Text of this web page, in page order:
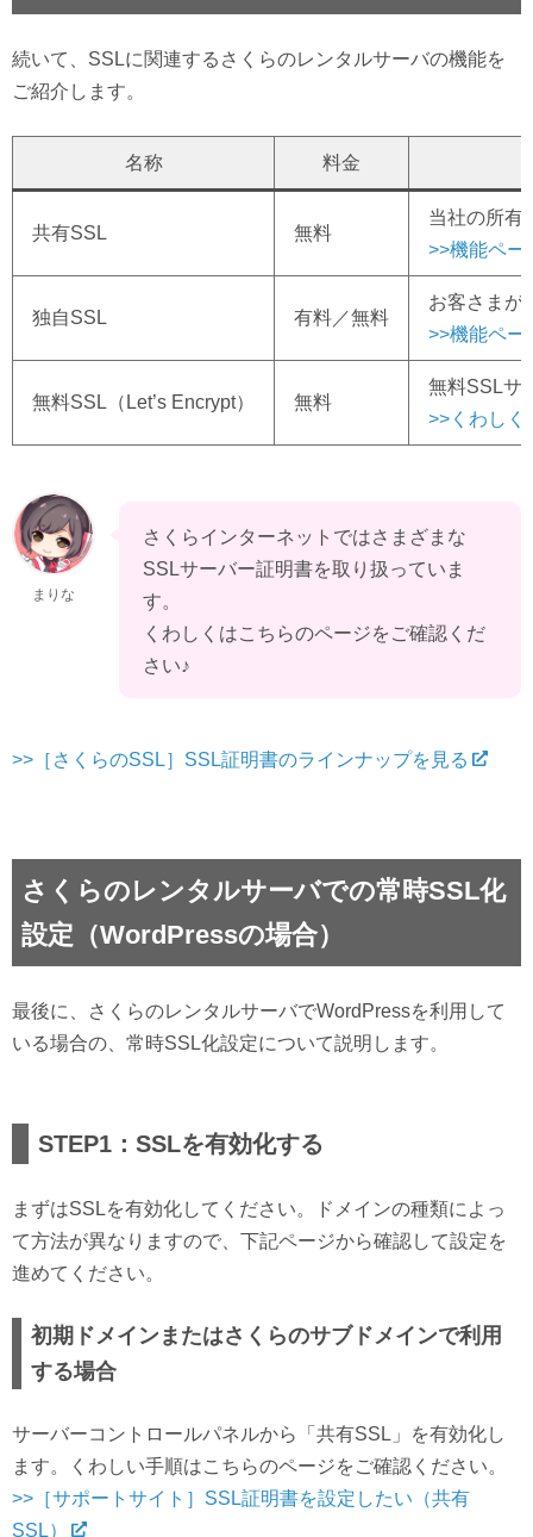
続いて、SSLに関連するさくらのレンタルサーバの機能を
ご紹介します。
名称 料金
共有SSL 無料
当社の所有
>>機能ペー
独自SSL 有料／無料
お客さまが
>>機能ペー
無料SSL（Let’s Encrypt） 無料
無料SSLサ
>>くわしく
まりな
さくらインターネットではさまざまな
SSLサーバー証明書を取り扱っていま
す。
くわしくはこちらのページをご確認くだ
さい♪
>>［さくらのSSL］SSL証明書のラインナップを見る
さくらのレンタルサーバでの常時SSL化
設定（WordPressの場合）
最後に、さくらのレンタルサーバでWordPressを利用して
いる場合の、常時SSL化設定について説明します。
STEP1：SSLを有効化する
まずはSSLを有効化してください。ドメインの種類によっ
て方法が異なりますので、下記ページから確認して設定を
進めてください。
初期ドメインまたはさくらのサブドメインで利用
する場合
サーバーコントロールパネルから「共有SSL」を有効化し
ます。くわしい手順はこちらのページをご確認ください。
>>［サポートサイト］SSL証明書を設定したい（共有
SSL）